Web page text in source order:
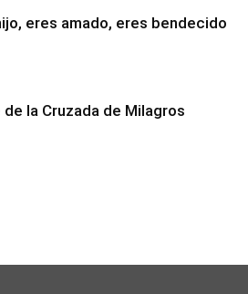
eres amado, eres bendecido
de la Cruzada de Milagros